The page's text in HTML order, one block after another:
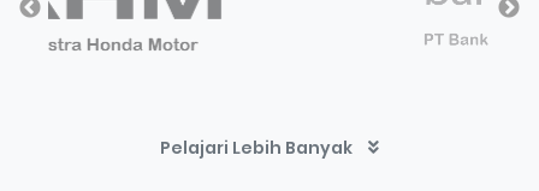
Pelajari Lebih Banyak